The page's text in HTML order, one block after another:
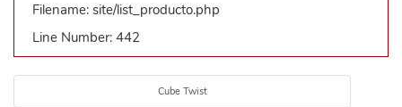
Filename: site/list_producto.php
Line Number: 442
Cube Twist